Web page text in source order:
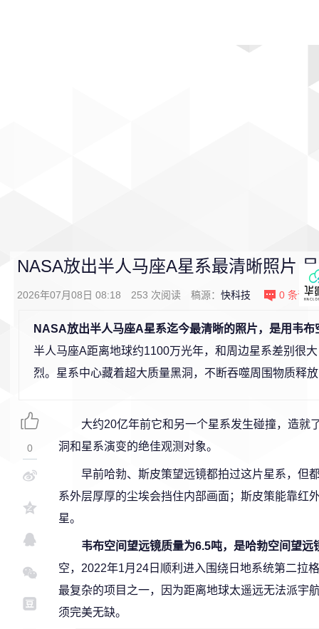
NASA放出半人马座A星系最清晰照片
2026年07月08日 08:18 253 次阅读 稿源： 快科技 0 条评论
NASA放出半人马座A星系迄今最清晰的照片，是用韦布
半人马座A距离地球约1100万光年，和周边星系差别很
烈。星系中心藏着超大质量黑洞，不断吞噬周围物质释
大约20亿年前它和另一个星系发生碰撞，造就
洞和星系演变的绝佳观测对象。
早前哈勃、斯皮策望远镜都拍过这片星系，但
系外层厚厚的尘埃会挡住内部画面；斯皮策能靠红
星。
韦布空间望远镜质量为6.5吨，是哈勃空间望远
空，2022年1月24日顺利进入围绕日地系统第二拉
最复杂的项目之一，因为距离地球太遥远无法派宇
须完美无缺。
0